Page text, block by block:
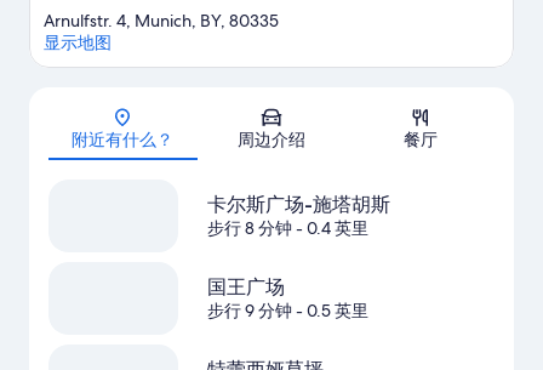
地图
Arnulfstr. 4, Munich, BY, 80335
显示地图
附近有什么？ 周边介绍 餐厅
卡尔斯广场-施塔胡斯
步行 8 分钟- 0.4 英里
国王广场
步行 9 分钟- 0.5 英里